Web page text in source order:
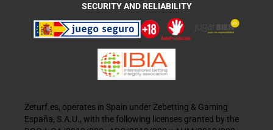
SECURITY AND RELIABILITY
Zeturf.es, operates in Spain under Zebetting & Gaming
España, S.A.U., with the following licenses granted by the